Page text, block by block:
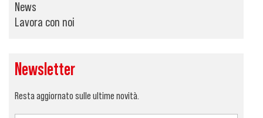
News
Lavora con noi
Newsletter
Resta aggiornato sulle ultime novità.